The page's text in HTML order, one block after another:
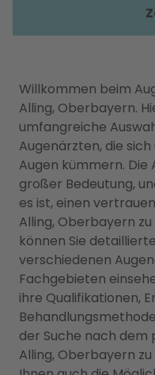
Willkommen beim
Alling, Oberbayern.
umfangreiche
Augenärzten, die
Augen kümmern. Die
großer Bedeutung,
es ist, einen
Alling, Oberbayern
können Sie
verschiedenen
Fachgebieten
ihre Qualifikationen,
der Suche nach dem
Alling, Oberbayern